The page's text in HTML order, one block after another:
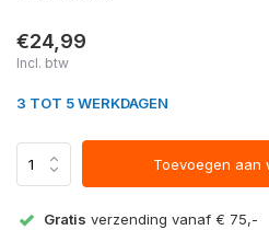
€24,99
Incl. btw
3 TOT 5 WERKDAGEN
Toevoegen aan
Gratis verzending vanaf € 75,-